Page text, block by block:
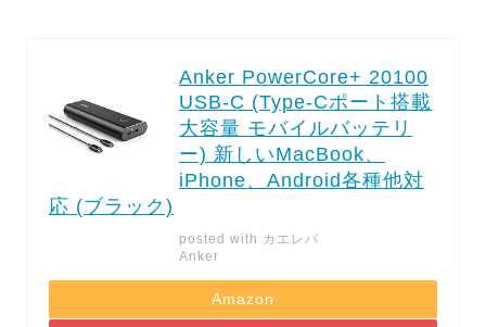
Anker PowerCore+ 20100
USB-C (Type-Cポート搭載
大容量 モバイルバッテリ
ー) 新しいMacBook、
iPhone、Android各種他対
応 (ブラック)
posted with カエレバ
Anker
Amazon